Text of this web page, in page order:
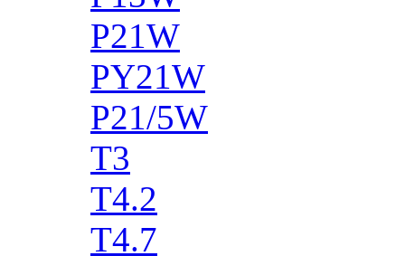
P21W
PY21W
P21/5W
T3
T4.2
T4.7